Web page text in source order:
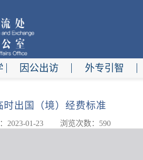
因公出访 外专引智
时出国（境）经费标准
2023-01-23 浏览次数： 590